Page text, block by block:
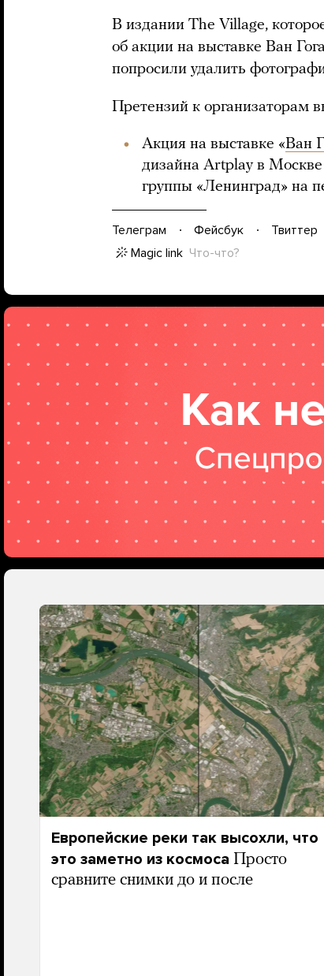
В издании The Village,
об акции на выставке Ван
попросили удалить
Претензий к организаторам
Акция на выставке «Ван
дизайна Artplay в
группы «Ленинград» на
Телеграм Фейсбук Твиттер
Magic link Что-что?
Европейские реки так высохли, что
это заметно из космоса Просто
сравните снимки до и после